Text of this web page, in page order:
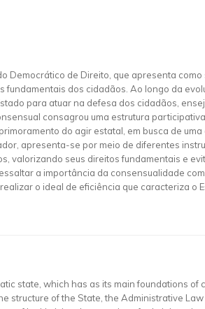
Democrático de Direito, que apresenta
dos cidadãos. Ao longo da
para atuar na defesa dos cidadãos,
consagrou uma estrutura
do agir estatal, em busca de
apresenta-se por meio de diferentes
valorizando seus direitos fundamentais e
a importância da consensualidade
o ideal de eficiência que caracteriza o
state, which has as its main foundations
structure of the State, the Administrative